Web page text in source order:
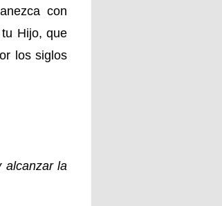
con
Hijo, que
los siglos
alcanzar la